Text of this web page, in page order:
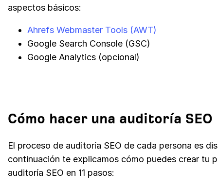
aspectos básicos:
Ahrefs Webmaster Tools (AWT)
Google Search Console (GSC)
Google Analytics (opcional)
Cómo hacer una auditoría SEO
El proceso de auditoría SEO de cada persona es
continuación te explicamos cómo puedes crear tu
auditoría SEO en 11 pasos: